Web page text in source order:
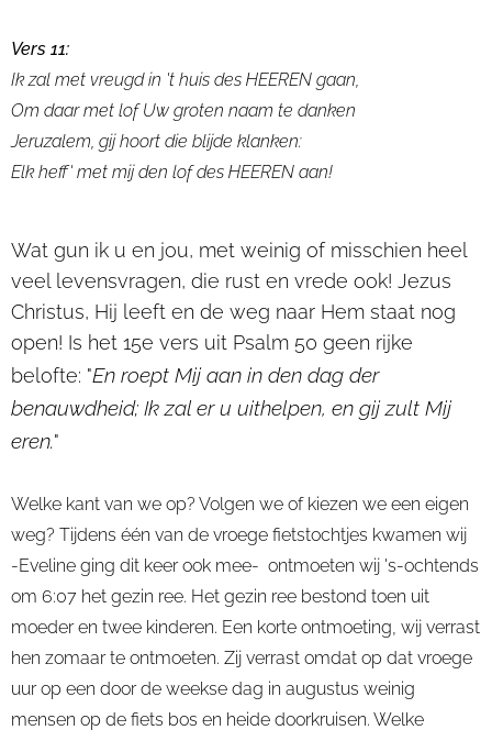
Vers 11:
Ik zal met vreugd in 't huis des HEEREN gaan,
Om daar met lof Uw groten naam te danken
Jeruzalem, gij hoort die blijde klanken:
Elk heff' met mij den lof des HEEREN aan!
Wat gun ik u en jou, met weinig of misschien heel
veel levensvragen, die rust en vrede ook! Jezus
Christus, Hij leeft en de weg naar Hem staat nog
open! Is het 15e vers uit Psalm 50 geen rijke
belofte: "En roept Mij aan in den dag der
benauwdheid; Ik zal er u uithelpen, en gij zult Mij
eren."
Welke kant van we op? Volgen we of kiezen we een eigen
weg? Tijdens één van de vroege fietstochtjes kwamen wij
-Eveline ging dit keer ook mee- ontmoeten wij 's-ochtends
om 6:07 het gezin ree. Het gezin ree bestond toen uit
moeder en twee kinderen. Een korte ontmoeting, wij verrast
hen zomaar te ontmoeten. Zij verrast omdat op dat vroege
uur op een door de weekse dag in augustus weinig
mensen op de fiets bos en heide doorkruisen. Welke